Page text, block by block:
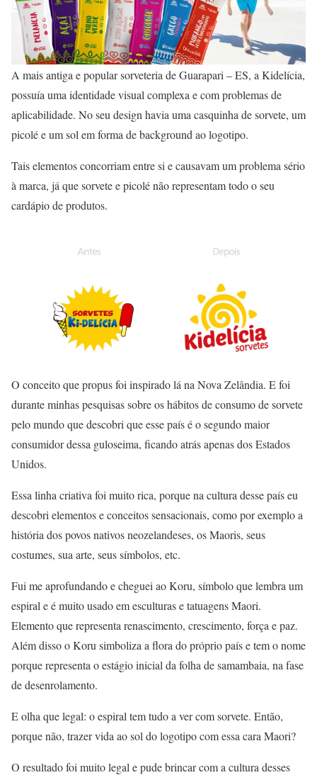
A mais antiga e popular sorveteria de Guarapari – ES, a Kidelícia,
possuía uma identidade visual complexa e com problemas de
aplicabilidade. No seu design havia uma casquinha de sorvete, um
picolé e um sol em forma de background ao logotipo.
Tais elementos concorriam entre si e causavam um problema sério
à marca, já que sorvete e picolé não representam todo o seu
cardápio de produtos.
O conceito que propus foi inspirado lá na Nova Zelândia. E foi
durante minhas pesquisas sobre os hábitos de consumo de sorvete
pelo mundo que descobri que esse país é o segundo maior
consumidor dessa guloseima, ficando atrás apenas dos Estados
Unidos.
Essa linha criativa foi muito rica, porque na cultura desse país eu
descobri elementos e conceitos sensacionais, como por exemplo a
história dos povos nativos neozelandeses, os Maoris, seus
costumes, sua arte, seus símbolos, etc.
Fui me aprofundando e cheguei ao Koru, símbolo que lembra um
espiral e é muito usado em esculturas e tatuagens Maori.
Elemento que representa renascimento, crescimento, força e paz.
Além disso o Koru simboliza a flora do próprio país e tem o nome
porque representa o estágio inicial da folha de samambaia, na fase
de desenrolamento.
E olha que legal: o espiral tem tudo a ver com sorvete. Então,
porque não, trazer vida ao sol do logotipo com essa cara Maori?
O resultado foi muito legal e pude brincar com a cultura desses